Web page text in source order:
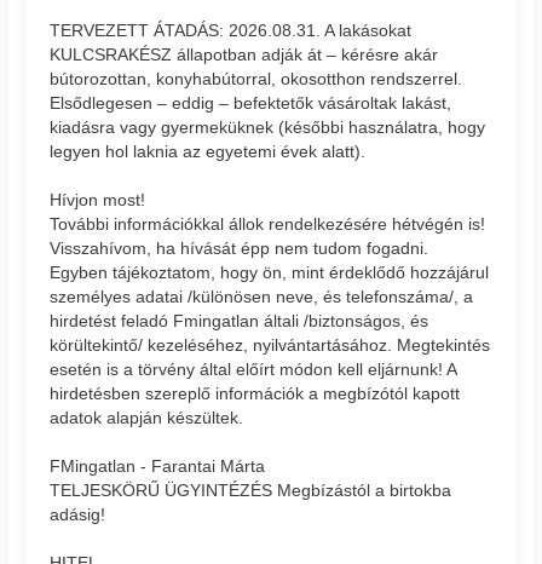
TERVEZETT ÁTADÁS: 2026.08.31. A lakásokat
KULCSRAKÉSZ állapotban adják át – kérésre akár
bútorozottan, konyhabútorral, okosotthon rendszerrel.
Elsődlegesen – eddig – befektetők vásároltak lakást,
kiadásra vagy gyermeküknek (későbbi használatra, hogy
legyen hol laknia az egyetemi évek alatt).
Hívjon most!
További információkkal állok rendelkezésére hétvégén is!
Visszahívom, ha hívását épp nem tudom fogadni.
Egyben tájékoztatom, hogy ön, mint érdeklődő hozzájárul
személyes adatai /különösen neve, és telefonszáma/, a
hirdetést feladó Fmingatlan általi /biztonságos, és
körültekintő/ kezeléséhez, nyilvántartásához. Megtekintés
esetén is a törvény által előírt módon kell eljárnunk! A
hirdetésben szereplő információk a megbízótól kapott
adatok alapján készültek.
FMingatlan - Farantai Márta
TELJESKÖRŰ ÜGYINTÉZÉS Megbízástól a birtokba
adásig!